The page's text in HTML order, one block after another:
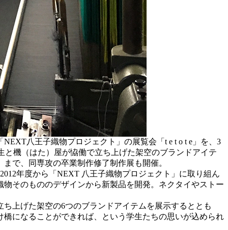
八王子織物プロジェクト」の展覧会「t e t o t e」を、3
機（はた）屋が恊働で立ち上げた架空のブランドアイテ
で、同専攻の卒業制作修了制作展も開催。
年度から「NEXT 八王子織物プロジェクト」に取り組ん
そのもののデザインから新製品を開発。ネクタイやストー
上げた架空の6つのブランドアイテムを展示するととも
になることができれば、という学生たちの思いが込められ